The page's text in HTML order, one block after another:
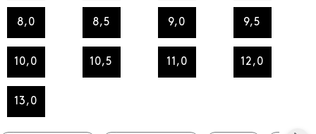
8,0 8,5 9,0 9,5
10,0 10,5 11,0 12,0
13,0